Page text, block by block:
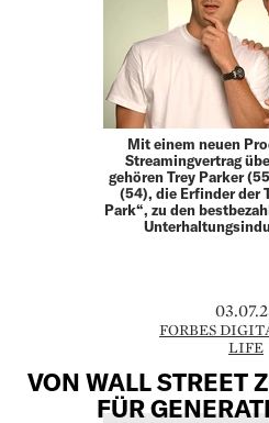
Mit einem neuen
Streamingvertrag
gehören Trey Parker
(54), die Erfinder der
Park“, zu den
FORBES
LIFE
VON WALL STREET
FÜR